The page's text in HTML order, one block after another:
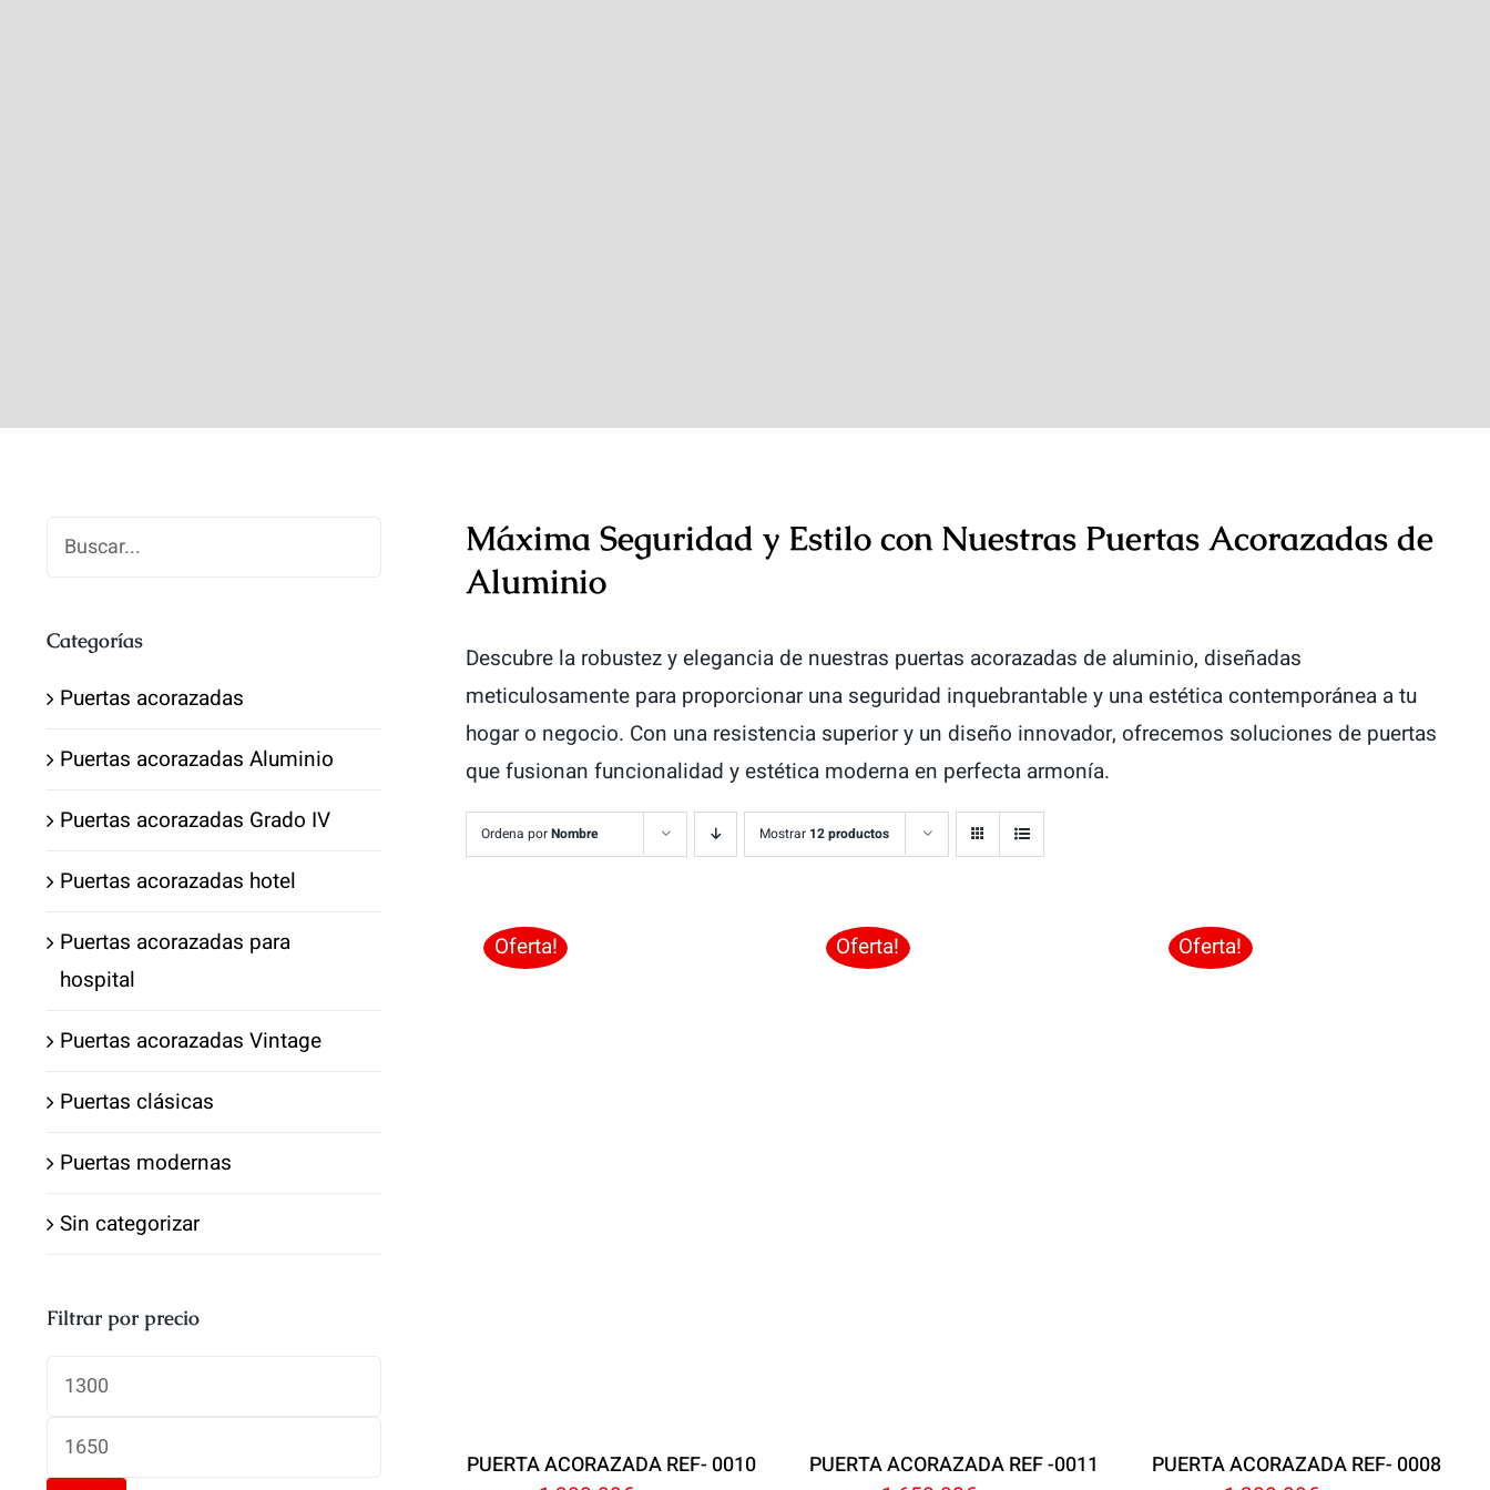
Máxima Seguridad y Estilo con Nuestras Puertas Acorazadas de
Aluminio
Descubre la robustez y elegancia de nuestras puertas acorazadas de aluminio, diseñadas
meticulosamente para proporcionar una seguridad inquebrantable y una estética contemporánea a tu
hogar o negocio. Con una resistencia superior y un diseño innovador, ofrecemos soluciones de puertas
que fusionan funcionalidad y estética moderna en perfecta armonía.
Ordena porNombre Mostrar 12 productos
Oferta!
PUERTA ACORAZADA REF- 0010
Oferta!
PUERTA ACORAZADA REF -0011
Oferta!
PUERTA ACORAZADA REF- 0008
Categorías
Puertas acorazadas
Puertas acorazadas Aluminio
Puertas acorazadas Grado IV
Puertas acorazadas hotel
Puertas acorazadas para
hospital
Puertas acorazadas Vintage
Puertas clásicas
Puertas modernas
Sin categorizar
Filtrar por precio
Precio
Precio
máximo